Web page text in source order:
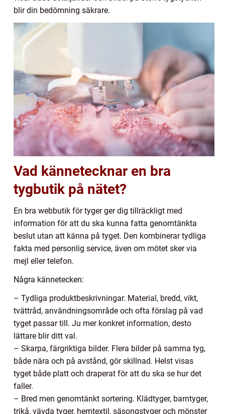
blir din bedömning säkrare.
Vad kännetecknar en bra
tygbutik på nätet?
En bra webbutik för tyger ger dig tillräckligt med
information för att du ska kunna fatta genomtänkta
beslut utan att känna på tyget. Den kombinerar tydliga
fakta med personlig service, även om mötet sker via
mejl eller telefon.
Några kännetecken:
– Tydliga produktbeskrivningar. Material, bredd, vikt,
tvättråd, användningsområde och ofta förslag på vad
tyget passar till. Ju mer konkret information, desto
lättare blir ditt val.
– Skarpa, färgriktiga bilder. Flera bilder på samma tyg,
både nära och på avstånd, gör skillnad. Helst visas
tyget både platt och draperat för att du ska se hur det
faller.
– Bred men genomtänkt sortering. Klädtyger, barntyger,
trikå, vävda tyger, hemtextil, säsongstyger och mönster